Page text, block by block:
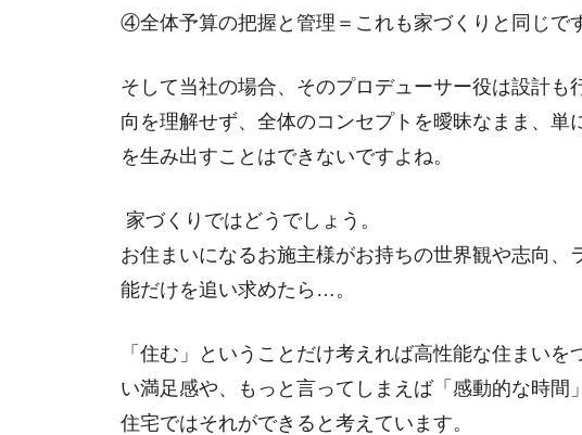
④全体予算の把握と管理＝これも家づくりと同じで
そして当社の場合、そのプロデューサー役は設計
向を理解せず、全体のコンセプトを曖昧なまま、
を生み出すことはできないですよね。
家づくりではどうでしょう。
お住まいになるお施主様がお持ちの世界観や志向
能だけを追い求めたら…。
「住む」ということだけ考えれば高性能な住まい
い満足感や、もっと言ってしまえば「感動的な時
住宅ではそれができると考えています。